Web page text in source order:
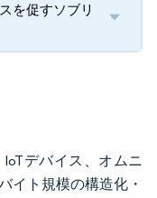
を促すソブリ
デバイス、オムニ
イト規模の構造化・